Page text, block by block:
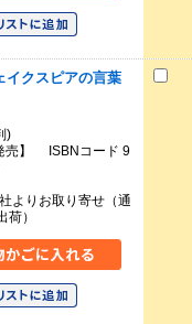
イクスピアの言葉
)
売】 ISBNコード 9
よりお取り寄せ（通
）